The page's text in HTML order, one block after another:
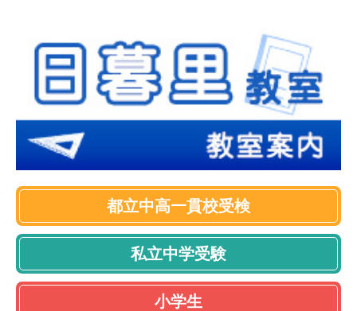
都立中高一貫校受検
私立中学受験
小学生